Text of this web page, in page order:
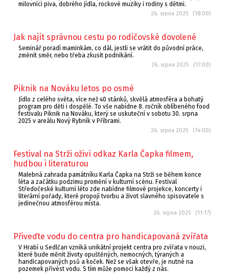
milovníci piva, dobrého jídla, rockové muziky i rodiny s dětmi.
26. srpna 2025 (18:00)
Jak najít správnou cestu po rodičovské dovolené
Seminář poradí maminkám, co dál, jestli se vrátit do původní práce,
změnit směr, nebo třeba zkusit podnikání.
26. srpna 2025 (17:00)
Piknik na Nováku letos po osmé
Jídlo z celého světa, více než 40 stánků, skvělá atmosféra a bohatý
program pro děti i dospělé. To vše nabídne 8. ročník oblíbeného food
festivalu Piknik na Nováku, který se uskuteční v sobotu 30. srpna
2025 v areálu Nový Rybník v Příbrami.
26. srpna 2025 (14:00)
Festival na Strži oživí odkaz Karla Čapka filmem,
hudbou i literaturou
Malebná zahrada památníku Karla Čapka na Strži se během konce
léta a začátku podzimu promění v kulturní scénu. Festival
Středočeské kulturní léto zde nabídne filmové projekce, koncerty i
literární pořady, které propojí tvorbu a život slavného spisovatele s
jedinečnou atmosférou místa.
26. srpna 2025 (11:17)
Přiveďte vodu do centra pro handicapovaná zvířata
V Hrabí u Sedlčan vzniká unikátní projekt centra pro zvířata v nouzi,
které bude měnit životy opuštěných, nemocných, týraných a
handicapovaných psů a koček. Než se však otevře, je nutné na
pozemek přivést vodu. S tím může pomoci každý z nás.